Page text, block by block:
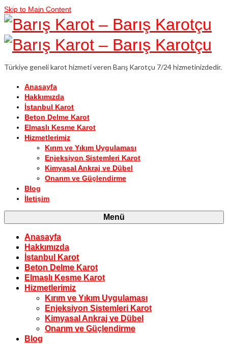
Skip to Main Content
Türkiye geneli karot hizmeti veren Barış Karotçu 7/24 hizmetinizdedir.
Anasayfa
Hakkımızda
İstanbul Karot
Beton Delme Karot
Elmaslı Kesme Karot
Hizmetlerimiz
Kırım ve Yıkım Uygulaması
Enjeksiyon Sistemleri Karot
Kimyasal Ankraj ve Dübel
Onarım ve Güçlendirme
Blog
İletişim
Menü
Anasayfa
Hakkımızda
İstanbul Karot
Beton Delme Karot
Elmaslı Kesme Karot
Hizmetlerimiz
Kırım ve Yıkım Uygulaması
Enjeksiyon Sistemleri Karot
Kimyasal Ankraj ve Dübel
Onarım ve Güçlendirme
Blog